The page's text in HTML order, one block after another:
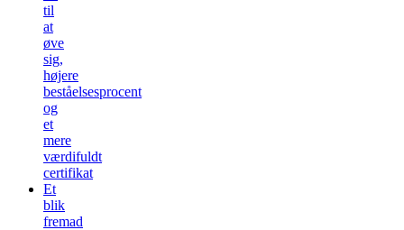
til
at
øve
sig,
højere
beståelsesprocent
og
et
mere
værdifuldt
certifikat
Et
blik
fremad